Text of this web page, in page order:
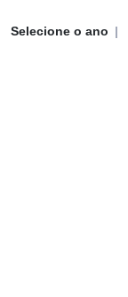
Selecione o ano